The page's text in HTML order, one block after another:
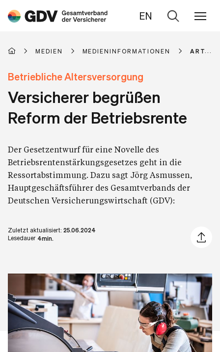
EN
Zur
MEDIEN MEDIENINFORMATIONEN
Betriebliche Altersversorgung
Versicherer begrüßen
Reform der Betriebsrente
Der Gesetzentwurf für eine Novelle des
Betriebsrentenstärkungsgesetzes geht in die
Ressortabstimmung. Dazu sagt Jörg Asmussen,
Hauptgeschäftsführer des Gesamtverbands der
Deutschen Versicherungswirtschaft (GDV):
Zuletzt aktualisiert: 25.06.2024
Lesedauer 4min.
Artikel